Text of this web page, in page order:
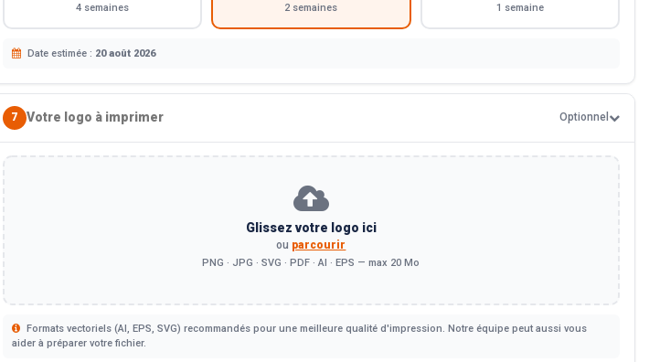
4 semaines 2 semaines 1 semaine
Date estimée : 20 août 2026
7 Votre logo à imprimer Optionnel
Glissez votre logo ici
ou parcourir
PNG · JPG · SVG · PDF · AI · EPS — max 20 Mo
Formats vectoriels (AI, EPS, SVG) recommandés pour une meilleure qualité d'impression. Notre équipe peut aussi vous
aider à préparer votre fichier.